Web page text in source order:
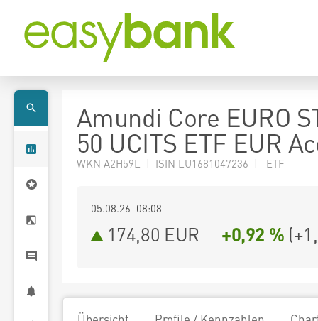
Amundi Core EURO
50 UCITS ETF EUR
WKN A2H59L | ISIN LU1681047236 | ETF
05.08.26 08:08
174,80 EUR +0,92 % (